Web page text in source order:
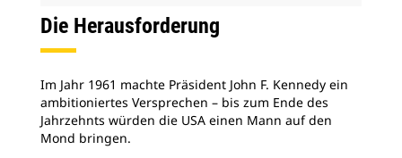
Die Herausforderung
Im Jahr 1961 machte Präsident John F. Kennedy ein
ambitioniertes Versprechen – bis zum Ende des
Jahrzehnts würden die USA einen Mann auf den
Mond bringen.